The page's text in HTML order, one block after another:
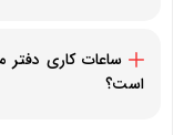
ساعات کاری دفتر
است؟